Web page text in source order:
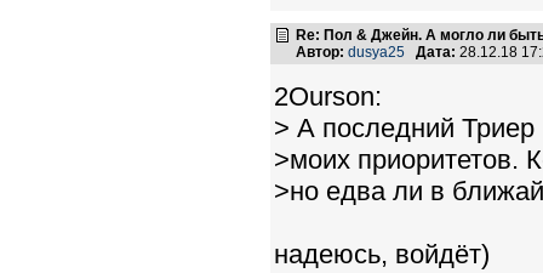
Re: Пол & Джейн. А могло ли
Автор: dusya25 Дата: 28.12.18
2Ourson:
> А последний Триер
>моих приоритетов.
>но едва ли в
надеюсь, войдёт)